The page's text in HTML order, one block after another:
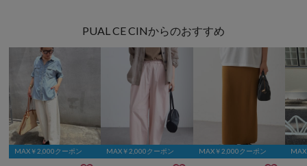
PUAL CE CINからのおすすめ
MAX￥2,000クーポン MAX￥2,000クーポン MAX￥2,000クーポン